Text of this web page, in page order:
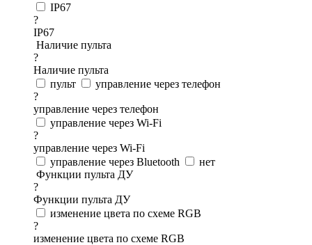
IP67
?
IP67
Наличие пульта
?
Наличие пульта
пульт
управление через телефон
?
управление через телефон
управление через Wi-Fi
?
управление через Wi-Fi
управление через Bluetooth
нет
Функции пульта ДУ
?
Функции пульта ДУ
изменение цвета по схеме RGB
?
изменение цвета по схеме RGB